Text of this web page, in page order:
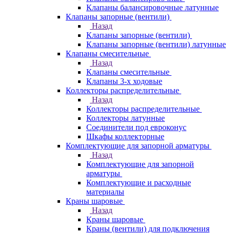
Клапаны балансировочные латунные
Клапаны запорные (вентили)
Назад
Клапаны запорные (вентили)
Клапаны запорные (вентили) латунные
Клапаны смесительные
Назад
Клапаны смесительные
Клапаны 3-х ходовые
Коллекторы распределительные
Назад
Коллекторы распределительные
Коллекторы латунные
Соединители под евроконус
Шкафы коллекторные
Комплектующие для запорной арматуры
Назад
Комплектующие для запорной
арматуры
Комплектующие и расходные
материалы
Краны шаровые
Назад
Краны шаровые
Краны (вентили) для подключения